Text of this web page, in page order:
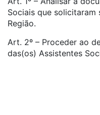
Sociais que solicitaram
Região.
Art. 2º – Proceder ao
das(os) Assistentes